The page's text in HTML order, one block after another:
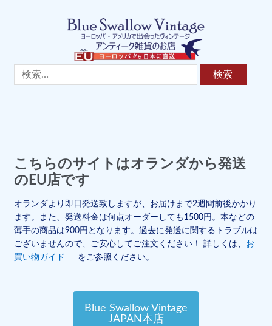
検
索:
こちらのサイトはオランダから発送
のEU店です
オランダより即日発送致しますが、お届けまで2週間前後かかり
ます。また、発送料金は何点オーダーしても1500円。本などの
薄手の商品は900円となります。過去に発送に関するトラブルは
ございませんので、ご安心してご注文ください！ 詳しくは、 お
買い物ガイド
をご参照ください。
Blue Swallow Vintage
JAPAN本店